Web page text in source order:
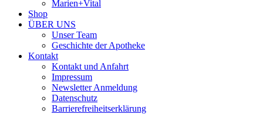
Marien+Vital
Shop
ÜBER UNS
Unser Team
Geschichte der Apotheke
Kontakt
Kontakt und Anfahrt
Impressum
Newsletter Anmeldung
Datenschutz
Barrierefreiheitserklärung